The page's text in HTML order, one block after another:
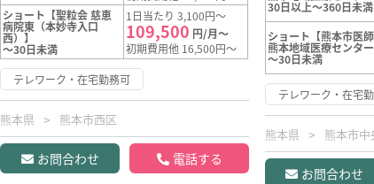
ショート【聖粒会 慈恵
病院東（本妙寺入口
西）】
～30日未満
1日当たり 3,100円～
109,500 円/月～
初期費用他 16,500円～
テレワーク・在宅勤務可
熊本県 熊本市西区
お問合わせ 電話する
30日以上～360日未満
ショート【熊本市医
熊本地域医療センター
～30日未満
テレワーク・在宅
熊本県 熊本市中
お問合わせ